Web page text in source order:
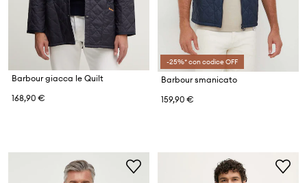
Barbour giacca le Quilt
168,90 €
-25%* con codice OFF
Barbour smanicato
159,90 €